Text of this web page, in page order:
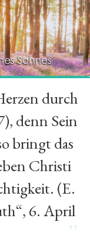
durch
denn Sein
bringt das
Christi
(E.
6. April